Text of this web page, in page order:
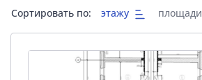
Сортировать по: этажу площади